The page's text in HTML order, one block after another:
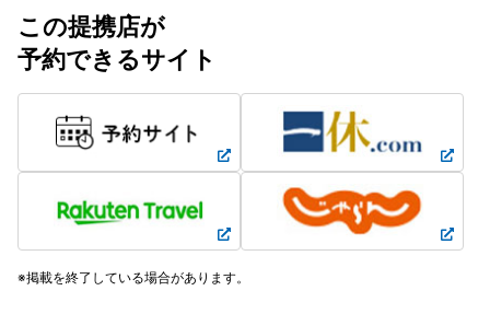
この提携店が
予約できるサイト
掲載を終了している場合があります。